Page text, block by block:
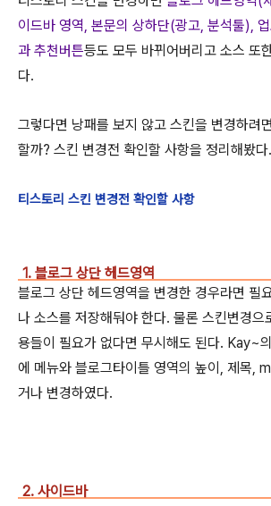
이드바 영역, 본문의 상하단(광고, 분석툴),
과 추천버튼등도 모두 바뀌어버리고 소스 또
다.
그렇다면 낭패를 보지 않고 스킨을 변경하려
할까? 스킨 변경전 확인할 사항을 정리해봤다.
티스토리 스킨 변경전 확인할 사항
1. 블로그 상단 헤드영역
블로그 상단 헤드영역을 변경한 경우라면 필
나 소스를 저장해둬야 한다. 물론 스킨변경으
용들이 필요가 없다면 무시해도 된다. Kay~
에 메뉴와 블로그타이틀 영역의 높이, 제목,
거나 변경하였다.
2. 사이드바